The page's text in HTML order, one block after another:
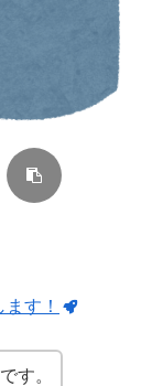
す！
す。